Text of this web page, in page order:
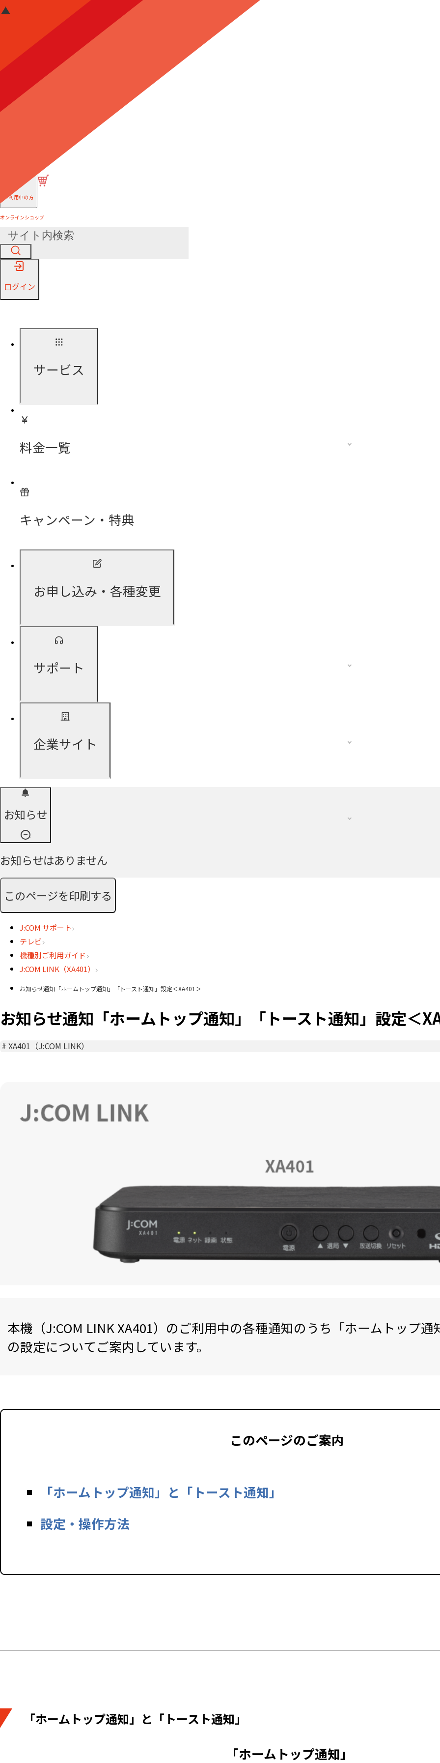
ご利用中の方
オンラインショップ
ログイン
サービス
料金一覧
キャンペーン・特典
お申し込み・各種変更
サポート
企業サイト
お知らせ
お知らせはありません
このページを印刷する
J:COM サポート
テレビ
機種別ご利用ガイド
J:COM LINK（XA401）
お知らせ通知「ホームトップ通知」「トースト通知」設定＜XA401＞
お知らせ通知「ホームトップ通知」「トースト通知」設定＜
#XA401（J:COM LINK）
本機（J:COM LINK XA401）のご利用中の各種通知のうち「ホームトップ
の設定についてご案内しています。
このページのご案内
「ホームトップ通知」と「トースト通知」
設定・操作方法
「ホームトップ通知」と「トースト通知」
「ホームトップ通知」